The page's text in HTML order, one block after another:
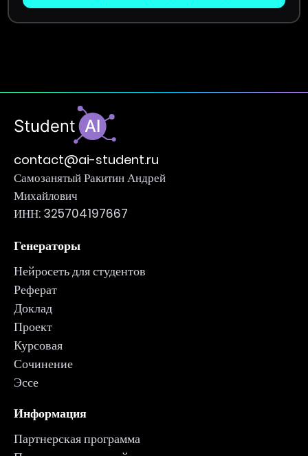
contact@ai-student.ru
Самозанятый Ракитин Андрей
Михайлович
ИНН: 325704197667
Генераторы
Нейросеть для студентов
Реферат
Доклад
Проект
Курсовая
Сочинение
Эссе
Информация
Партнерская программа